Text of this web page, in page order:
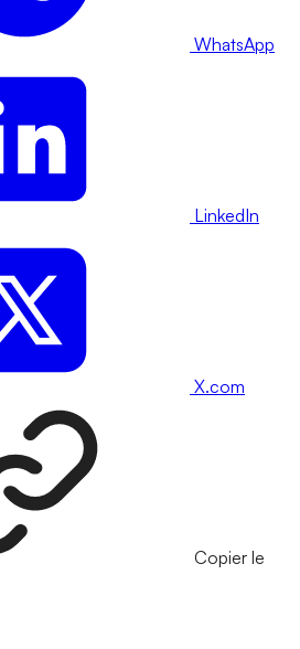
WhatsApp
LinkedIn
X.com
Copier le